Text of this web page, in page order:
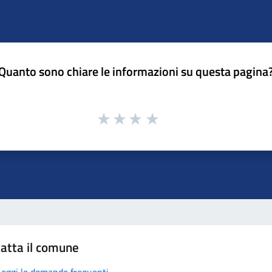
sono chiare le informazioni su questa
il comune